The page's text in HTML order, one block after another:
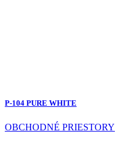
P-104 PURE WHITE
OBCHODNÉ PRIESTORY